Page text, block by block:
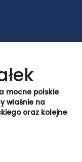
mocne polskie
właśnie na
oraz kolejne